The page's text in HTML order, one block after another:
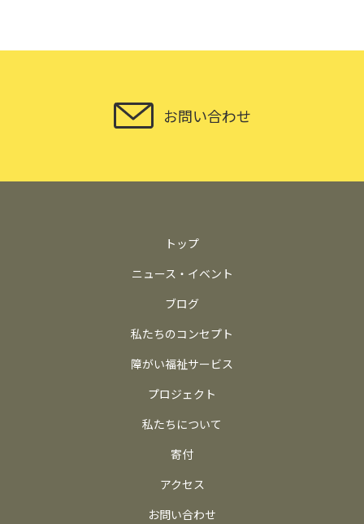
お問い合わせ
トップ
ニュース・イベント
ブログ
私たちのコンセプト
障がい福祉サービス
プロジェクト
私たちについて
寄付
アクセス
お問い合わせ